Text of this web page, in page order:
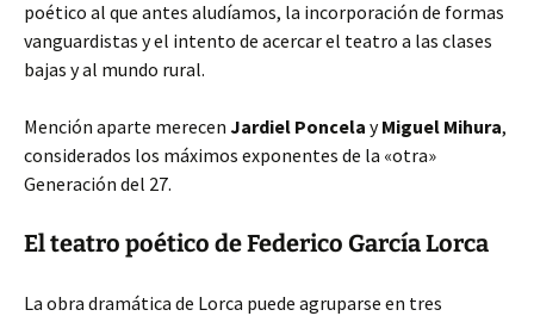
poético al que antes aludíamos, la incorporación de formas
vanguardistas y el intento de acercar el teatro a las clases
bajas y al mundo rural.
Mención aparte merecen Jardiel Poncela yMiguel Mihura,
considerados los máximos exponentes de la «otra»
Generación del 27.
El teatro poético de Federico García Lorca
La obra dramática de Lorca puede agruparse en tres